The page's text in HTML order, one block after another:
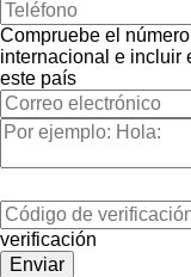
Compruebe el
internacional e incluir
este país
verificación